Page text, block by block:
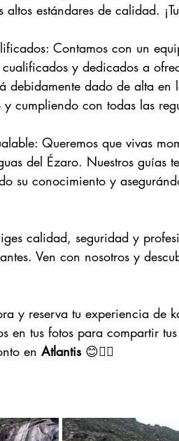
altos estándares de calidad.
Contamos con un
y dedicados a
debidamente dado de alta
cumpliendo con todas las
Queremos que vivas
del Ézaro. Nuestros guías
su conocimiento y
calidad, seguridad y
Ven con nosotros y
y reserva tu experiencia de
en tus fotos para compartir
en Atlantis 😊🚣‍♂️